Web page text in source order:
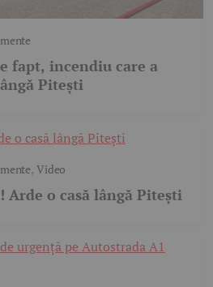
fapt, incendiu care a
Pitești
,Video
o casă lângă Pitești